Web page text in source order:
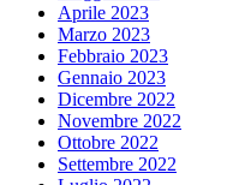
Aprile 2023
Marzo 2023
Febbraio 2023
Gennaio 2023
Dicembre 2022
Novembre 2022
Ottobre 2022
Settembre 2022